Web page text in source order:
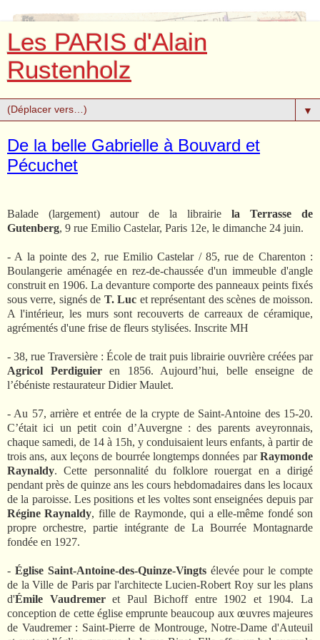
Les PARIS d'Alain
Rustenholz
▼
De la belle Gabrielle à Bouvard et
Pécuchet
Balade (largement) autour de la librairie la Terrasse de
Gutenberg, 9 rue Emilio Castelar, Paris 12e, le dimanche 24 juin.
- A la pointe des 2, rue Emilio Castelar / 85, rue de Charenton :
Boulangerie aménagée en rez-de-chaussée d'un immeuble d'angle
construit en 1906. La devanture comporte des panneaux peints fixés
sous verre, signés de T. Luc et représentant des scènes de moisson.
A l'intérieur, les murs sont recouverts de carreaux de céramique,
agrémentés d'une frise de fleurs stylisées. Inscrite MH
- 38, rue Traversière : École de trait puis librairie ouvrière créées par
Agricol Perdiguieren
1856. Aujourd’hui, belle enseigne de
l’ébéniste restaurateur Didier Maulet.
- Au 57, arrière et entrée de la crypte de Saint-Antoine des 15-20.
C’était ici un petit coin d’Auvergne : des parents aveyronnais,
chaque samedi, de 14 à 15h, y conduisaient leurs enfants, à partir de
trois ans, aux leçons de bourrée longtemps données parRaymonde
Raynaldy. Cette personnalité du folklore rouergat en a dirigé
pendant près de quinze ans les cours hebdomadaires dans les locaux
de la paroisse. Les positions et les voltes sont enseignées depuis par
Régine Raynaldy, fille de Raymonde, qui a elle-même fondé son
propre orchestre, partie intégrante de La Bourrée Montagnarde
fondée en 1927.
- Église Saint-Antoine-des-Quinze-Vingtsélevée pour le compte
de la Ville de Paris par l'architecte Lucien-Robert Roy sur les plans
d'Émile Vaudremeret Paul Bichoff entre 1902 et 1904. La
conception de cette église emprunte beaucoup aux œuvres majeures
de Vaudremer : Saint-Pierre de Montrouge, Notre-Dame d'Auteuil